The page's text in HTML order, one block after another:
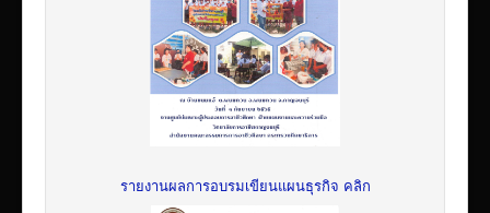
รายงานผลการอบรมเขียนแผนธุรกิจ คลิก